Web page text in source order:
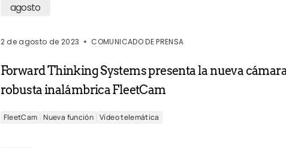
agosto
2 de agosto de 2023 COMUNICADO DE PRENSA
Forward Thinking Systems presenta la nueva
robusta inalámbrica FleetCam
FleetCam Nueva función Vídeo telemática